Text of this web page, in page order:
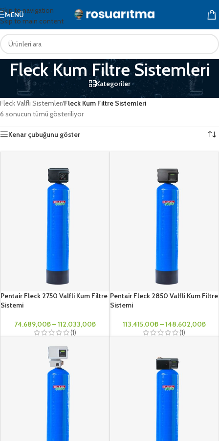
Skip to navigation
Skip to main content
MENÜ
Fleck Kum Filtre Sistemleri
Kategoriler
Ana Sayfa/ Endüstriyel Su Arıtma Kontrol Valfli Sistemler
Fleck Valfli Sistemler/Fleck Kum Filtre Sistemleri
6 sonucun tümü gösteriliyor
Kenar çubuğunu göster
Pentair Fleck 2750 Valfli Kum Filtre
Sistemi
74.689,00₺–112.033,00₺
(1)
Pentair Fleck 2850 Valfli Kum Filtre
Sistemi
113.415,00₺–148.602,00₺
(1)